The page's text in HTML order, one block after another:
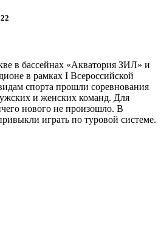
в бассейнах «Акватория ЗИЛ» и
в рамках I Всероссийской
спорта прошли соревнования
и женских команд. Для
нового не произошло. В
играть по туровой системе.